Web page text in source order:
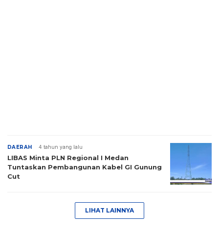
DAERAH 4 tahun yang lalu
LIBAS Minta PLN Regional I Medan
Tuntaskan Pembangunan Kabel GI Gunung
Cut
LIHAT LAINNYA